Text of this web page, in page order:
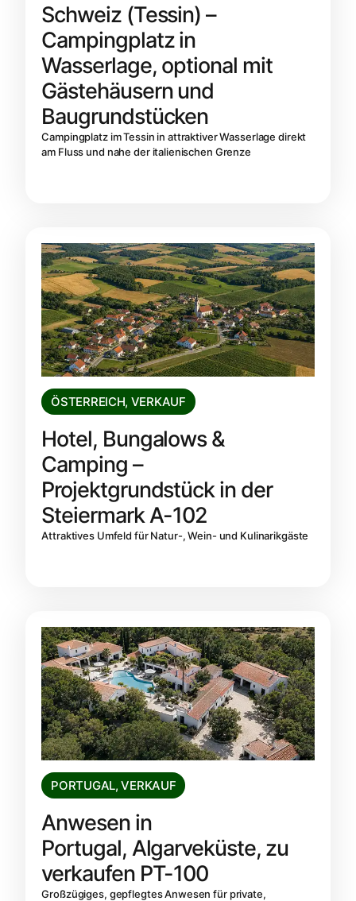
Schweiz (Tessin) –
Campingplatz in
Wasserlage, optional mit
Gästehäusern und
Baugrundstücken
Campingplatz im Tessin in attraktiver Wasserlage direkt
am Fluss und nahe der italienischen Grenze
ÖSTERREICH, VERKAUF
Hotel, Bungalows &
Camping –
Projektgrundstück in der
Steiermark A-102
Attraktives Umfeld für Natur-, Wein- und Kulinarikgäste
PORTUGAL,VERKAUF
Anwesen in
Portugal, Algarveküste, zu
verkaufen PT-100
Großzügiges, gepflegtes Anwesen für private,